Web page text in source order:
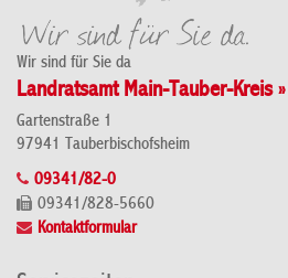
Wir sind für Sie da
Landratsamt Main-Tauber-Kreis »
Gartenstraße 1
97941 Tauberbischofsheim
09341/82-0
09341/828-5660
Kontaktformular